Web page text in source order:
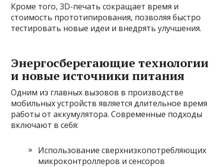
Кроме того, 3D-печать сокращает время и
стоимость прототипирования, позволяя быстро
тестировать новые идеи и внедрять улучшения.
Энергосберегающие технологии
и новые источники питания
Одним из главных вызовов в производстве
мобильных устройств является длительное время
работы от аккумулятора. Современные подходы
включают в себя:
Использование сверхнизкопотребляющих
микроконтроллеров и сенсоров